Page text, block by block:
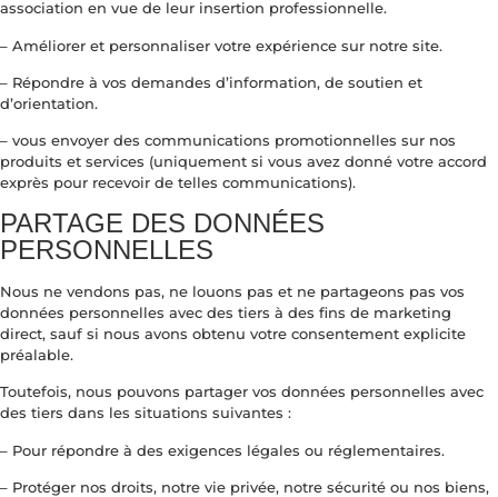
association en vue de leur insertion professionnelle.
– Améliorer et personnaliser votre expérience sur notre site.
– Répondre à vos demandes d’information, de soutien et
d’orientation.
– vous envoyer des communications promotionnelles sur nos
produits et services (uniquement si vous avez donné votre accord
exprès pour recevoir de telles communications).
PARTAGE DES DONNÉES
PERSONNELLES
Nous ne vendons pas, ne louons pas et ne partageons pas vos
données personnelles avec des tiers à des fins de marketing
direct, sauf si nous avons obtenu votre consentement explicite
préalable.
Toutefois, nous pouvons partager vos données personnelles avec
des tiers dans les situations suivantes :
– Pour répondre à des exigences légales ou réglementaires.
– Protéger nos droits, notre vie privée, notre sécurité ou nos biens,